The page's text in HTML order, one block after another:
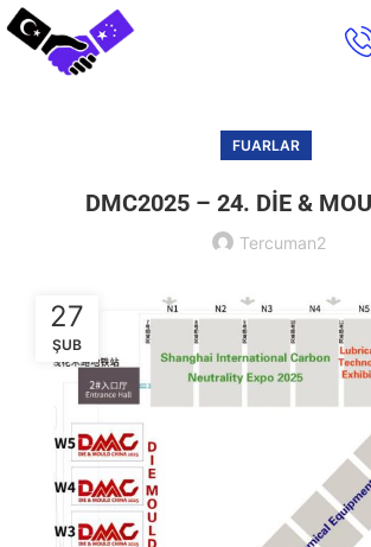
FUARLAR
DMC2025 – 24. DİE &
Tercuman2
27
ŞUB